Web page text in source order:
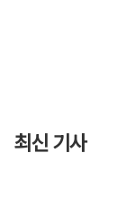
최신 기사